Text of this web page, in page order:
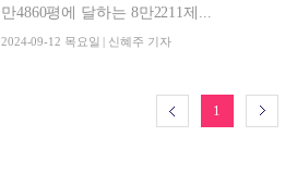
만4860평에 달하는 8만2211제...
2024-09-12 목요일 | 신혜주 기자
1